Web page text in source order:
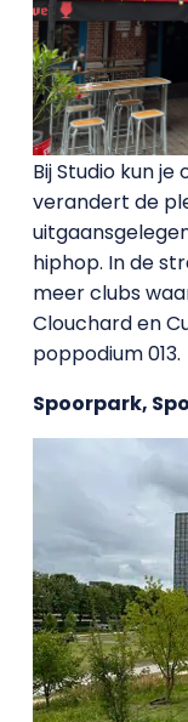
Bij Studio kun
verandert de
hiphop. In de
meer clubs
Clouchard en
poppodium 013.
Spoorpark,